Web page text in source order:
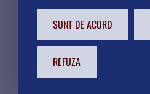
SUNT DE ACORD
REFUZA